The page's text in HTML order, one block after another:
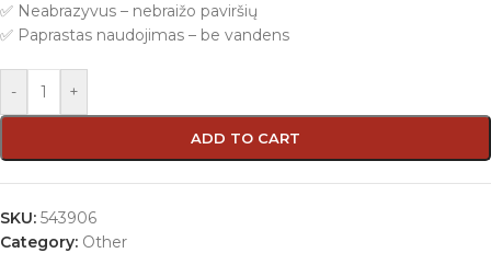
✅ Neabrazyvus – nebraižo paviršių
✅ Paprastas naudojimas – be vandens
- +
ADD TO CART
SKU: 543906
Category: Other